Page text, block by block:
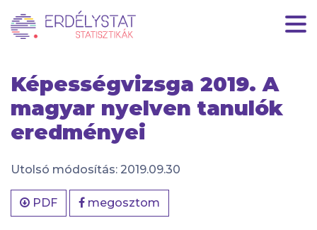
Képességvizsga 2019. A
magyar nyelven tanulók
eredményei
Utolsó módosítás: 2019.09.30
PDF megosztom